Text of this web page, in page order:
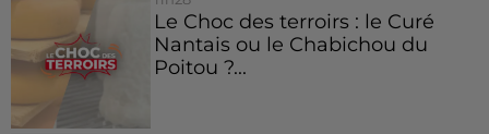
Le Choc des terroirs : le Curé
Nantais ou le Chabichou du
Poitou ?...